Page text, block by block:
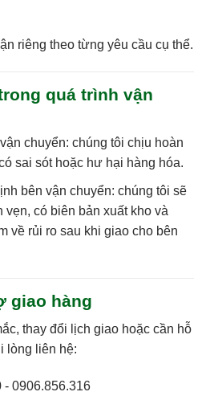
riêng theo từng yêu cầu cụ thể.
quá trình vận
chuyển: chúng tôi chịu hoàn
sai sót hoặc hư hại hàng hóa.
bên vận chuyển: chúng tôi sẽ
vẹn, có biên bản xuất kho và
về rủi ro sau khi giao cho bên
giao hàng
thay đổi lịch giao hoặc cần hỗ
lòng liên hệ:
- 0906.856.316